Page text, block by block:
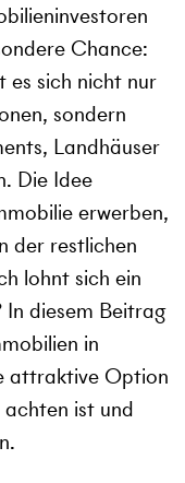
Chance:
es sich nicht nur
sondern
Landhäuser
Die Idee
erwerben,
der restlichen
lohnt sich ein
diesem Beitrag
in
attraktive Option
ist und